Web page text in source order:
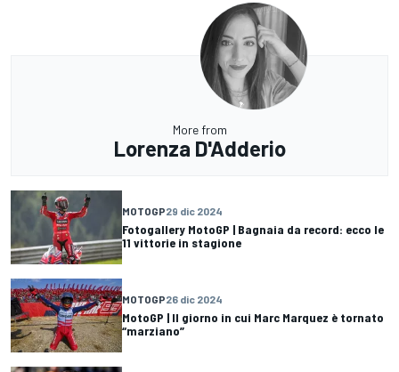
More from
Lorenza D'Adderio
MOTOGP29 dic 2024
Fotogallery MotoGP | Bagnaia da record: ecco le
11 vittorie in stagione
MOTOGP26 dic 2024
MotoGP | Il giorno in cui Marc Marquez è tornato
“marziano”